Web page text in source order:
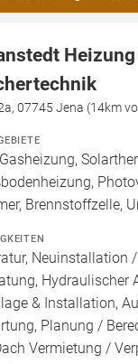
07745 Jena (14km
Brennstoffzelle,
Neuinstallation
Hydraulischer
& Installation,
Planung /
Vermietung /